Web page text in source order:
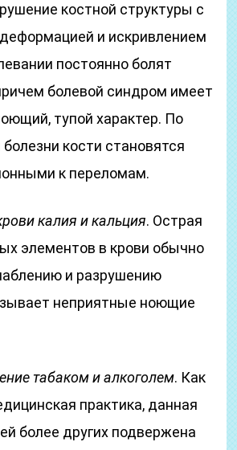
костной структуры с
и искривлением
постоянно болят
болевой синдром имеет
тупой характер. По
кости становятся
к переломам.
калия и кальция. Острая
элементов в крови обычно
и разрушению
неприятные ноющие
табаком и алкоголем. Как
практика, данная
более других подвержена